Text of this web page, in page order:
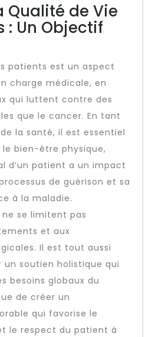
Qualité de Vie
: Un Objectif
patients est un aspect
charge médicale, en
qui luttent contre des
que le cancer. En tant
la santé, il est essentiel
bien-être physique,
d’un patient a un impact
de guérison et sa
à la maladie.
ne se limitent pas
et aux
Il est tout aussi
un soutien holistique qui
besoins globaux du
de créer un
qui favorise le
le respect du patient à